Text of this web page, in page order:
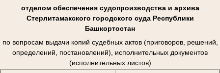
отделом обеспечения судопроизводства и архива
Стерлитамакского городского суда Республики
Башкортостан
по вопросам выдачи копий судебных актов (приговоров, решений,
определений, постановлений), исполнительных документов
(исполнительных листов)